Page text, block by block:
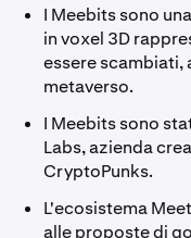
I Meebits sono
in voxel 3D
essere scambiati,
metaverso.
I Meebits sono
Labs, azienda
CryptoPunks.
L'ecosistema
alle proposte di